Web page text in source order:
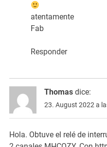
atentamente
Fab
Responder
Thomas dice:
23. August 2022 a
Hola. Obtuve el relé de